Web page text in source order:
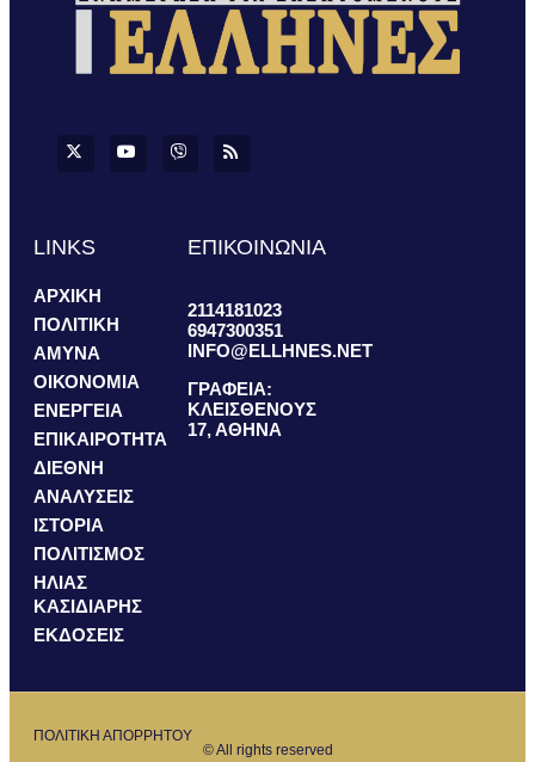
LINKS
ΑΡΧΙΚΗ
ΠΟΛΙΤΙΚΗ
ΑΜΥΝΑ
ΟΙΚΟΝΟΜΙΑ
ΕΝΕΡΓΕΙΑ
ΕΠΙΚΑΙΡΟΤΗΤΑ
ΔΙΕΘΝΗ
ΑΝΑΛΥΣΕΙΣ
ΙΣΤΟΡΙΑ
ΠΟΛΙΤΙΣΜΟΣ
ΗΛΙΑΣ
ΚΑΣΙΔΙΑΡΗΣ
ΕΚΔΟΣΕΙΣ
ΕΠΙΚΟΙΝΩΝΙΑ
2114181023
6947300351
INFO@ELLHNES.NET
ΓΡΑΦΕΙΑ:
ΚΛΕΙΣΘΕΝΟΥΣ
17, ΑΘΗΝΑ
ΠΟΛΙΤΙΚΗ ΑΠΟΡΡΗΤΟΥ
© All rights reserved